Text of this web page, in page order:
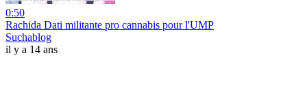
0:50
Rachida Dati militante pro cannabis pour l'UMP
Suchablog
il y a 14 ans